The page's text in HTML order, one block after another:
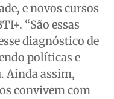
e novos cursos
“São essas
diagnóstico de
políticas e
Ainda assim,
convivem com